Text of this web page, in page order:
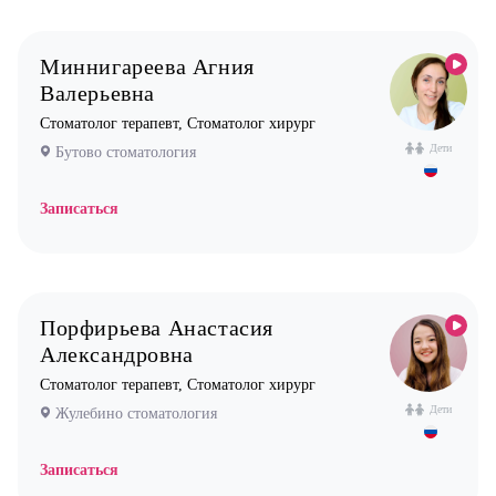
Дети
Миннигареева Агния
Валерьевна
Стоматолог терапевт, Стоматолог хирург
Бутово стоматология
Записаться
Дети
Порфирьева Анастасия
Александровна
Стоматолог терапевт, Стоматолог хирург
Жулебино стоматология
Записаться